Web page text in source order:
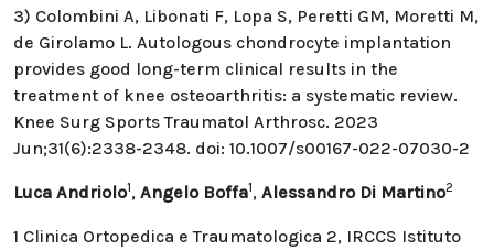
3) Colombini A, Libonati F, Lopa S, Peretti GM, Moretti M,
de Girolamo L. Autologous chondrocyte implantation
provides good long-term clinical results in the
treatment of knee osteoarthritis: a systematic review.
Knee Surg Sports Traumatol Arthrosc. 2023
Jun;31(6):2338-2348. doi: 10.1007/s00167-022-07030-2
Luca Andriolo1, Angelo Boffa1, Alessandro Di Martino2
1 Clinica Ortopedica e Traumatologica 2, IRCCS Istituto